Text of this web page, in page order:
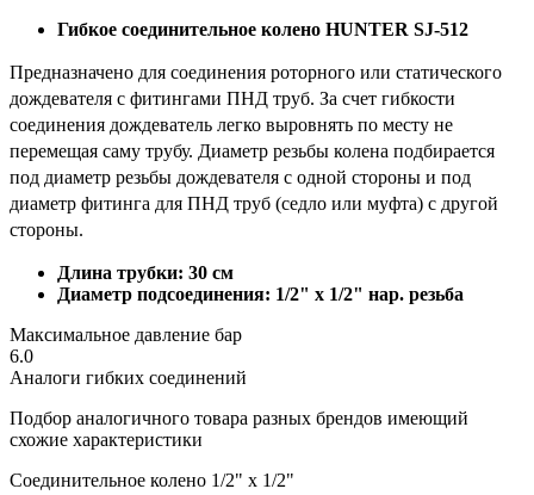
Гибкое соединительное колено HUNTER SJ-512
Предназначено для соединения роторного или статического
дождевателя с фитингами ПНД труб. За счет гибкости
соединения дождеватель легко выровнять по месту не
перемещая саму трубу. Диаметр резьбы колена подбирается
под диаметр резьбы дождевателя с одной стороны и под
диаметр фитинга для ПНД труб (седло или муфта) с другой
стороны.
Длина трубки: 30 см
Диаметр подсоединения: 1/2" х 1/2" нар. резьба
Максимальное давление бар
6.0
Аналоги гибких соединений
Подбор аналогичного товара разных брендов имеющий
схожие характеристики
Соединительное колено 1/2" х 1/2"